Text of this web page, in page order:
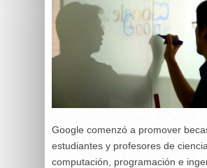
Google comenzó a promover
estudiantes y profesores de
computación, programación e